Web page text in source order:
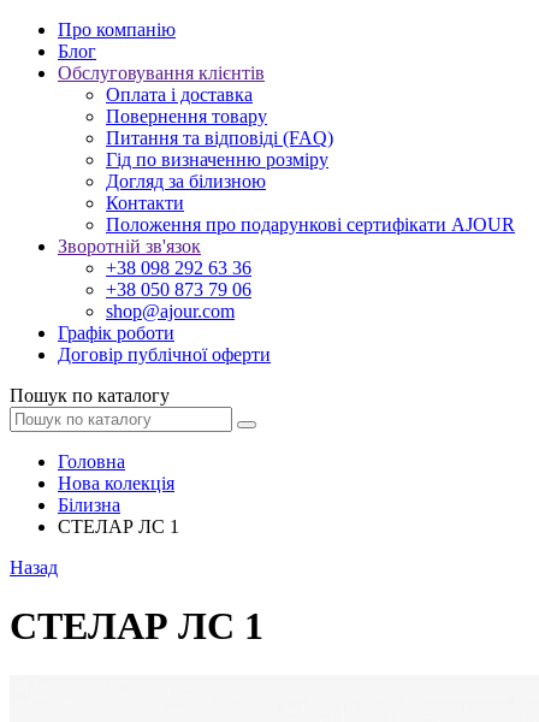
Про компанію
Блог
Обслуговування клієнтів
Оплата і доставка
Повернення товару
Питання та відповіді (FAQ)
Гід по визначенню розміру
Догляд за білизною
Контакти
Положення про подарункові сертифікати AJOUR
Зворотній зв'язок
+38 098 292 63 36
+38 050 873 79 06
shop@ajour.com
Графік роботи
Договір публічної оферти
Пошук по каталогу
Головна
Нова колекція
Білизна
СТЕЛАР ЛС 1
Назад
СТЕЛАР ЛС 1